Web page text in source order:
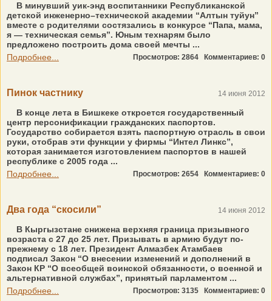
В минувший уик-энд воспитанники Республиканской
детской инженерно–технической академии “Алтын туйун”
вместе с родителями состязались в конкурсе “Папа, мама,
я — техническая семья”. Юным технарям было
предложено построить дома своей мечты ...
Подробнее...
Просмотров: 2864 Комментариев: 0
Пинок частнику 14 июня 2012
В конце лета в Бишкеке откроется государственный
центр персонификации гражданских паспортов.
Государство собирается взять паспортную отрасль в свои
руки, отобрав эти функции у фирмы “Интел Линкс”,
которая занимается изготовлением паспортов в нашей
республике с 2005 года ...
Подробнее...
Просмотров: 2654 Комментариев: 0
Два года “скосили” 14 июня 2012
В Кыргызстане снижена верхняя граница призывного
возраста с 27 до 25 лет. Призывать в армию будут по-
прежнему с 18 лет. Президент Алмазбек Атамбаев
подписал Закон “О внесении изменений и дополнений в
Закон КР “О всеобщей воинской обязанности, о военной и
альтернативной службах”, принятый парламентом ...
Подробнее...
Просмотров: 3135 Комментариев: 0